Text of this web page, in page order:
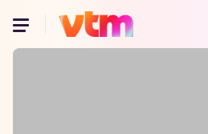
Oeps, browser niet